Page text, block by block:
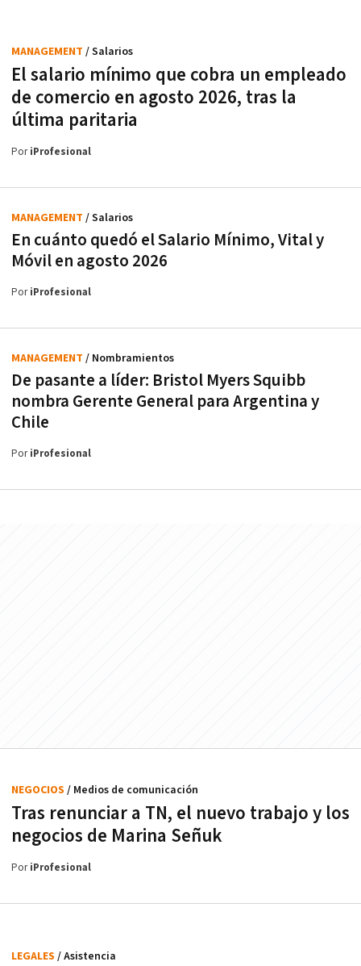
El salario mínimo que cobra un empleado
de comercio en agosto 2026, tras la
última paritaria
MANAGEMENT / Salarios
PoriProfesional
En cuánto quedó el Salario Mínimo, Vital y
Móvil en agosto 2026
MANAGEMENT / Salarios
PoriProfesional
De pasante a líder: Bristol Myers Squibb
nombra Gerente General para Argentina y
Chile
MANAGEMENT / Nombramientos
PoriProfesional
Tras renunciar a TN, el nuevo trabajo y los
negocios de Marina Señuk
NEGOCIOS / Medios de comunicación
PoriProfesional
LEGALES / Asistencia